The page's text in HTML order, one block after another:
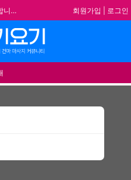
합법적이고 건전한 업체와 광고를 제휴합니다.
다.
회원가입 로그인